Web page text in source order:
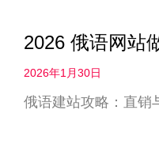
2026 俄语网站
2026年1月30日
俄语建站攻略：直销